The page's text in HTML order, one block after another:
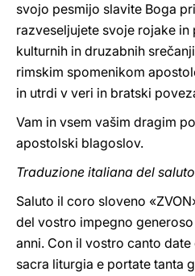
svojo pesmijo slavite Boga
razveseljujete svoje rojake in
kulturnih in druzabnih
rimskim spomenikom
in utrdi v veri in bratski
Vam in vsem vašim dragim
apostolski blagoslov.
Traduzione italiana del
Saluto il coro sloveno
del vostro impegno
anni. Con il vostro canto
sacra liturgia e portate tanta